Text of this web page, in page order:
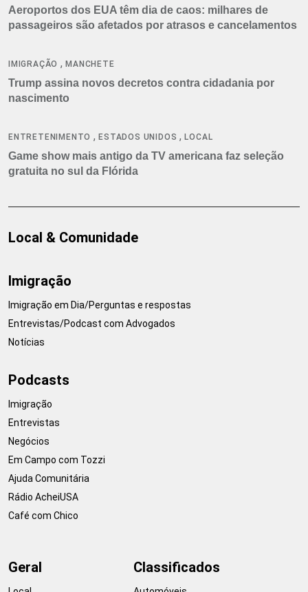
Aeroportos dos EUA têm dia de caos: milhares de
passageiros são afetados por atrasos e cancelamentos
IMIGRAÇÃO ,MANCHETE
Trump assina novos decretos contra cidadania por
nascimento
ENTRETENIMENTO ,ESTADOS UNIDOS ,LOCAL
Game show mais antigo da TV americana faz seleção
gratuita no sul da Flórida
Local & Comunidade
Imigração
Imigração em Dia/Perguntas e respostas
Entrevistas/Podcast com Advogados
Notícias
Podcasts
Imigração
Entrevistas
Negócios
Em Campo com Tozzi
Ajuda Comunitária
Rádio AcheiUSA
Café com Chico
Geral Classificados